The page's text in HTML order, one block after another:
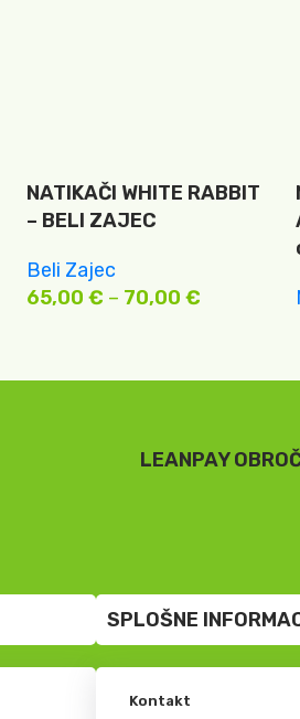
NATIKAČI WHITE RABBIT
– BELI ZAJEC
Beli Zajec
65,00€ – 70,00€
LEANPAY
SPLOŠNE
Kontakt